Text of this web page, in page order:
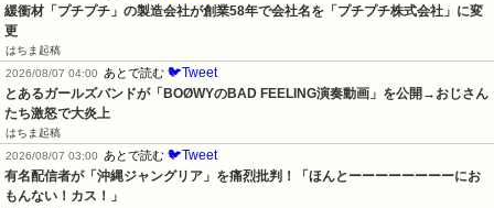
緩衝材「プチプチ」の製造会社が創業58年で会社名を「プチプチ株式会社」に変
更
はちま起稿
2026/08/07 04:00
あとで読む 🐦Tweet
とあるガールズバンドが「BOØWYのBAD FEELING演奏動画」を公開→おじさん
たち激怒で大炎上
はちま起稿
2026/08/07 03:00
あとで読む 🐦Tweet
有名配信者が「沖縄ジャングリア」を痛烈批判！「ほんとーーーーーーーーにお
もんない！カス！」